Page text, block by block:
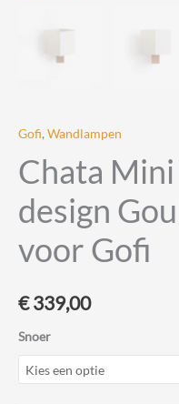
Gofi, Wandlampen
Chata
design
voor Gofi
€339,00
Snoer